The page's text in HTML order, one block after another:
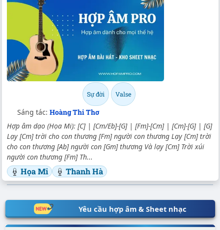
Sự đời Valse
Sáng tác: Hoàng Thi Thơ
Hợp âm dạo (Họa Mi): [C] | [Cm/Eb]-[G] | [Fm]-[Cm] | [Cm]-[G] | [G]
Lạy [Cm] trời cho con thương [Fm] người con thương Lạy [Cm] trời
cho con thương [Ab] người con [Gm] thương Và lạy [Cm] Trời xúi
người con thương [Fm] Th...
Họa Mi Thanh Hà
Yêu cầu hợp âm & Sheet nhạc